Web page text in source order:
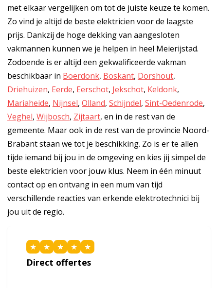
met elkaar vergelijken om tot de juiste keuze te komen.
Zo vind je altijd de beste elektricien voor de laagste
prijs. Dankzij de hoge dekking van aangesloten
vakmannen kunnen we je helpen in heel Meierijstad.
Zodoende is er altijd een gekwalificeerde vakman
beschikbaar in Boerdonk, Boskant, Dorshout,
Driehuizen, Eerde, Eerschot, Jekschot, Keldonk,
Mariaheide, Nijnsel, Olland, Schijndel, Sint-Oedenrode,
Veghel, Wijbosch, Zijtaart, en in de rest van de
gemeente. Maar ook in de rest van de provincie Noord-
Brabant staan we tot je beschikking. Zo is er te allen
tijde iemand bij jou in de omgeving en kies jij simpel de
beste elektricien voor jouw klus. Neem in één minuut
contact op en ontvang in een mum van tijd
verschillende reacties van erkende elektrotechnici bij
jou uit de regio.
★ ★ ★ ★ ★
Direct offertes